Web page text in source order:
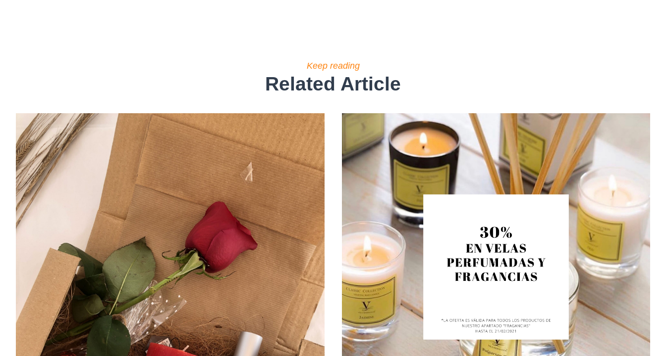
Keep reading
Related Article